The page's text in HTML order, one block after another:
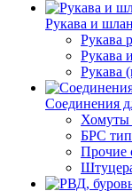
Рукава и
Рукава
Рукава
Рукава
Соединения
Хомуты
БРС
Прочие